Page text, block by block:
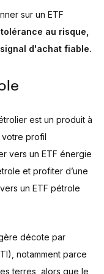
sur un ETF
au risque,
d'achat fiable.
est un produit à
votre profil
vers un ETF énergie
et profiter d’une
un ETF pétrole
décote par
notamment parce
terres, alors que le